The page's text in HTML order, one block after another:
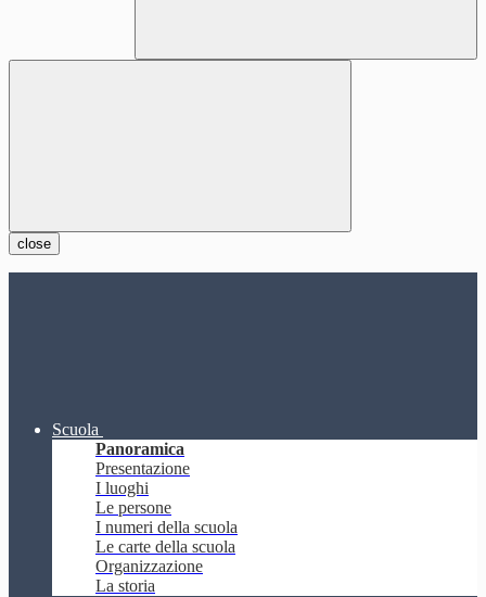
close
Scuola
Panoramica
Presentazione
I luoghi
Le persone
I numeri della scuola
Le carte della scuola
Organizzazione
La storia